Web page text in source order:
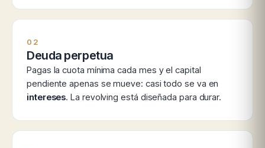
02
Deuda perpetua
Pagas la cuota mínima cada mes y el capital
pendiente apenas se mueve: casi todo se va en
intereses. La revolving está diseñada para durar.